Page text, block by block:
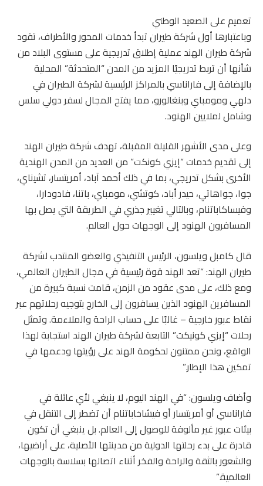
تعميم على الصعيد الوطني
وباعتبارها أول شركة طيران تبدأ خدمات المحور والأطراف، تقود
شركة طيران الهند عملية إطلاق تدريجية على مستوى البلاد من
شأنها أن تربط تدريجيًا المزيد من المدن “المتحدثة” المحلية
بالإضافة إلى فاراناسي بالمراكز الرئيسية لشركة الطيران في
دلهي ومومباي وبنغالورو، مما يفتح المجال لسفر دولي سلس
وشامل لملايين الهنود.
وعلى مدى الأشهر القليلة المقبلة، تهدف شركة طيران الهند
إلى تقديم خدمات “إيزي كونكت” من العديد من المدن الهندية
الأخرى بشكل تدريجي، بما في ذلك أحمد آباد، أمريتسار، تشيناي،
جوا، جواهاتي، حيدر أباد، كوتشي، مومباي، باتنا، فادودارا،
وفيساكاباتنام، وبالتالي تغيير جذري في الطريقة التي يصل بها
المسافرون الهنود إلى الوجهات حول العالم.
قال كامبل ويلسون، الرئيس التنفيذي والعضو المنتدب لشركة
طيران الهند: “تعد الهند قوة رئيسية في مجال الطيران العالمي،
ومع ذلك، على مدى عقود من الزمن، قامت نسبة كبيرة من
المسافرين الهنود الذين يسافرون إلى الخارج بتوجيه رحلاتهم عبر
نقاط عبور خارجية – غالبًا على حساب الراحة والملاءمة. وتمثل
رحلات “إيزي كونيكت” التابعة لشركة طيران الهند استجابة لهذا
الواقع، ونحن ممتنون لحكومة الهند على رؤيتها ودعمها في
تمكين هذا الإطار.”
وأضاف ويلسون: “في الهند اليوم، لا ينبغي لأي عائلة في
فاراناسي أو أمريتسار أو فيشاخاباتنام أن تضطر إلى التنقل في
بيئات عبور غير مألوفة للوصول إلى العالم. بل ينبغي أن تكون
قادرة على بدء رحلتها الدولية من مدينتها الأصلية، على أراضيها،
والشعور بالثقة والراحة والفخر أثناء اتصالها بسلاسة بالوجهات
العالمية.”